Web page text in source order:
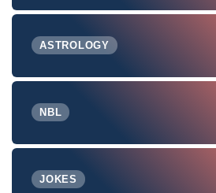
ASTROLOGY
NBL
JOKES